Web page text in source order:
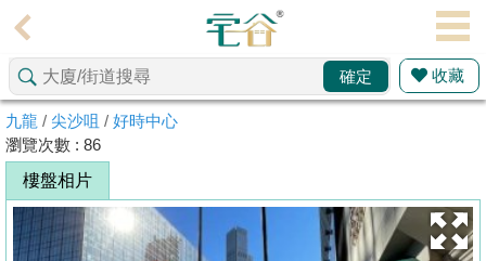
理
主
頁
搵
樓/
成
交
確定 收藏
九龍 / 尖沙咀 / 好時中心
瀏覽次數 : 86
樓盤相片